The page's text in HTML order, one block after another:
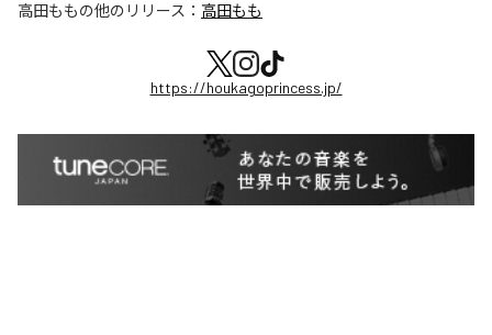
高田ももの他のリリース： 高田もも
https://houkagoprincess.jp/